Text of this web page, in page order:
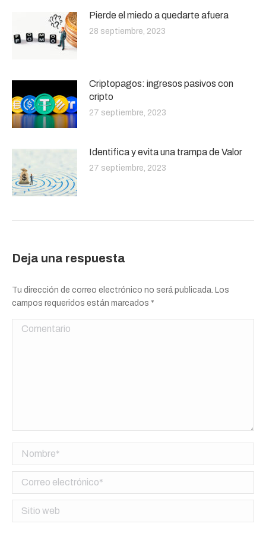
Pierde el miedo a quedarte afuera
28 septiembre, 2023
Criptopagos: ingresos pasivos con
cripto
27 septiembre, 2023
Identifica y evita una trampa de Valor
27 septiembre, 2023
Deja una respuesta
Tu dirección de correo electrónico no será publicada. Los
campos requeridos están marcados *
Comentario
Nombre *
Correo electrónico *
Sitio web